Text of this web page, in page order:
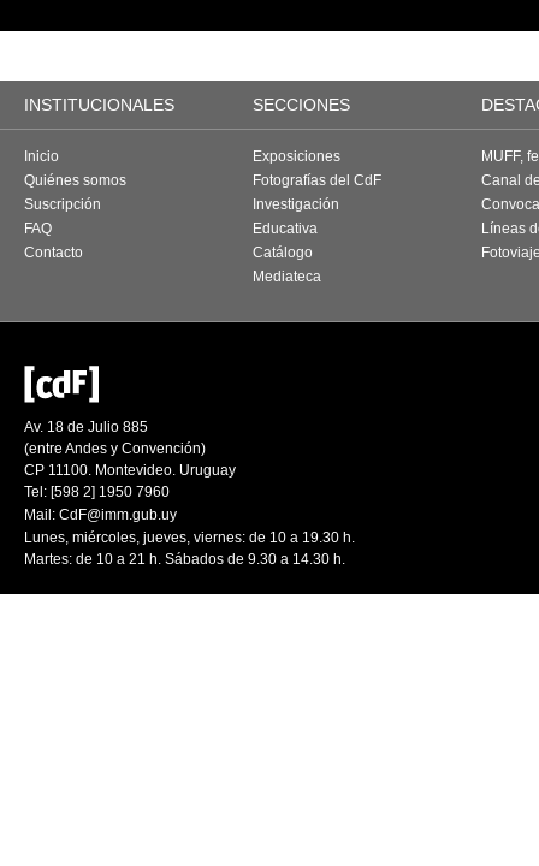
INSTITUCIONALES SECCIONES
Inicio
Quiénes somos
Suscripción
FAQ
Contacto
Exposiciones
Fotografías del CdF
Investigación
Educativa
Catálogo
Mediateca
MUFF,
Canal
Líneas
Av. 18 de Julio 885
(entre Andes y Convención)
CP 11100. Montevideo. Uruguay
Tel: [598 2] 1950 7960
Mail: CdF@imm.gub.uy
Lunes, miércoles, jueves, viernes: de 10 a 19.30 h.
Martes: de 10 a 21 h. Sábados de 9.30 a 14.30 h.